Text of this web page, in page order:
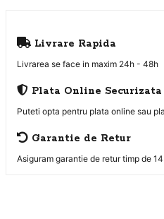
Livrare Rapida
Livrarea se face in maxim 24h - 48h
Plata Online Securizata
Puteti opta pentru plata online sau
Garantie de Retur
Asiguram garantie de retur timp de